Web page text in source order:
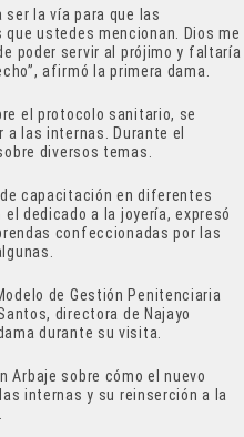
la vía para que las
ustedes mencionan. Dios me
poder servir al prójimo y faltaría
afirmó la primera dama.
el protocolo sanitario, se
las internas. Durante el
diversos temas.
capacitación en diferentes
dedicado a la joyería, expresó
confeccionadas por las
de Gestión Penitenciaria
directora de Najayo
durante su visita.
Arbaje sobre cómo el nuevo
internas y su reinserción a la